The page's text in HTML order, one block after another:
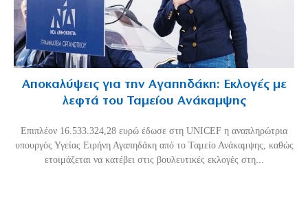
Αποκαλύψεις για την Αγαπηδάκη: Εκλογές με
λεφτά του Ταμείου Ανάκαμψης
Επιπλέον 16.533.324,28 ευρώ έδωσε στη UNICEF η αναπληρώτρια
υπουργός Υγείας Ειρήνη Αγαπηδάκη από το Ταμείο Ανάκαμψης, καθώς
ετοιμάζεται να κατέβει στις βουλευτικές εκλογές στη...